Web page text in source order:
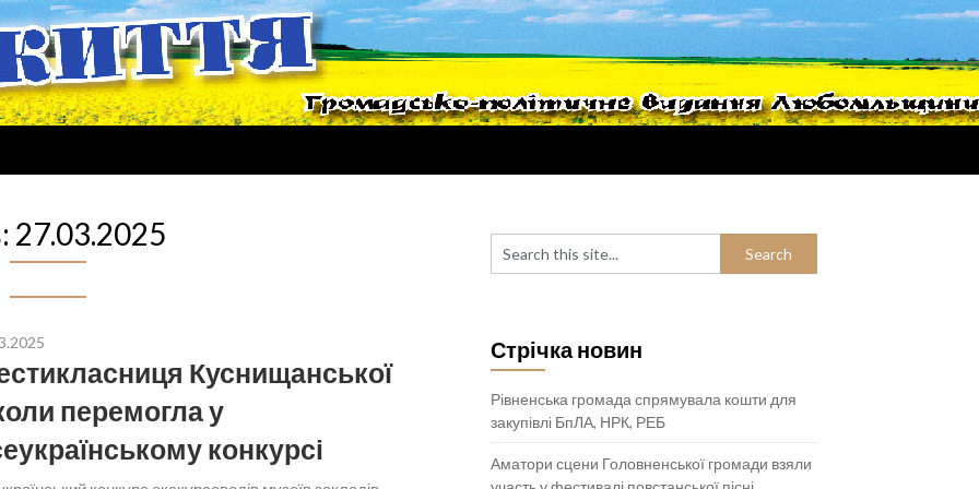
27.03.2025
Куснищанської
перемогла у
конкурсі
Стрічка новин
Рівненська громада спрямувала кошти для
закупівлі БпЛА, НРК, РЕБ
Аматори сцени Головненської громади взяли